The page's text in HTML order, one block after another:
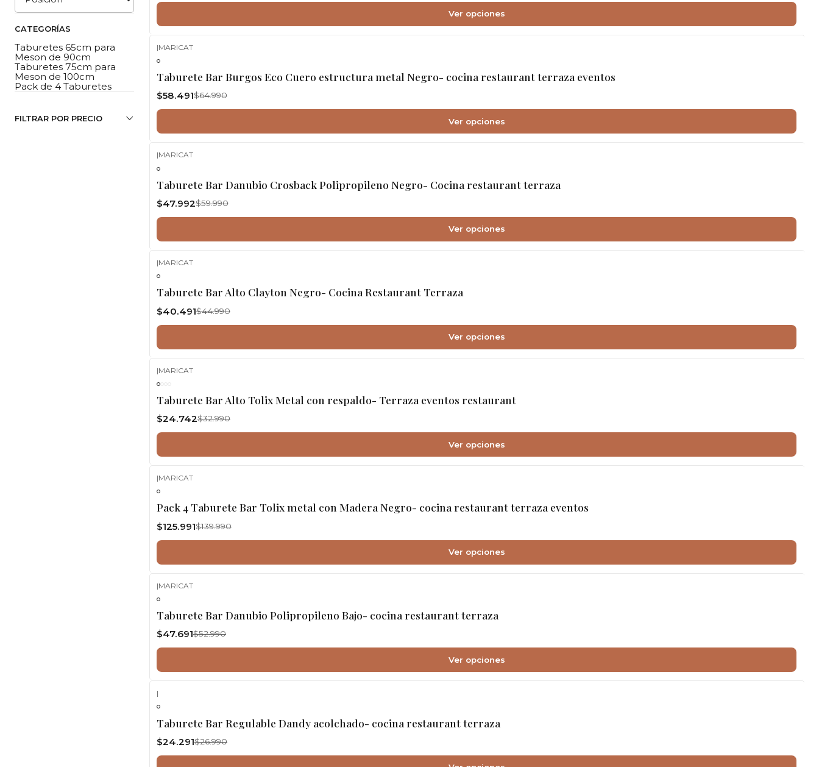
CATEGORÍAS
Taburetes 65cm para
Meson de 90cm
Taburetes 75cm para
Meson de 100cm
Pack de 4 Taburetes
FILTRAR POR PRECIO
Ver opciones
|MARICAT
Taburete Bar Burgos Eco Cuero estructura metal Negro- cocina restaurant terraza eventos
$58.491$64.990
Ver opciones
|MARICAT
Taburete Bar Danubio Crosback Polipropileno Negro- Cocina restaurant terraza
$47.992$59.990
Ver opciones
|MARICAT
Taburete Bar Alto Clayton Negro- Cocina Restaurant Terraza
$40.491$44.990
Ver opciones
|MARICAT
Taburete Bar Alto Tolix Metal con respaldo- Terraza eventos restaurant
$24.742$32.990
Ver opciones
|MARICAT
Pack 4 Taburete Bar Tolix metal con Madera Negro- cocina restaurant terraza eventos
$125.991$139.990
Ver opciones
|MARICAT
Taburete Bar Danubio Polipropileno Bajo- cocina restaurant terraza
$47.691$52.990
Ver opciones
|
Taburete Bar Regulable Dandy acolchado- cocina restaurant terraza
$24.291$26.990